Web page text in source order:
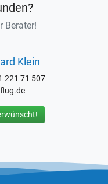
Berater!
Klein
221 71 507